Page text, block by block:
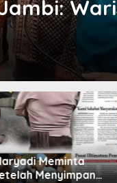
Mengenal Jenis-jenis
Sayuran untuk Salad